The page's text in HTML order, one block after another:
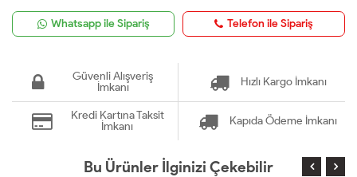
Whatsapp ile Sipariş Telefon ile Sipariş
Güvenli Alışveriş
İmkanı
Hızlı Kargo İmkanı
Kredi Kartına Taksit
İmkanı
Kapıda Ödeme İmkanı
Bu Ürünler İlginizi Çekebilir